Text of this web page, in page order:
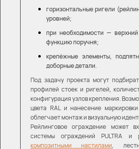
горизонтальные ригели
уровней;
при необходимости —
функцию поручня;
крепёжные элементы,
доборные детали.
Под задачу проекта могут
профилей стоек и ригелей,
конфигурация узлов крепления.
цвета RAL и нанесение
облегчает монтаж и визуальную
Рейлинговое ограждение может
системы ограждений PULTRA и
композитными настилами,